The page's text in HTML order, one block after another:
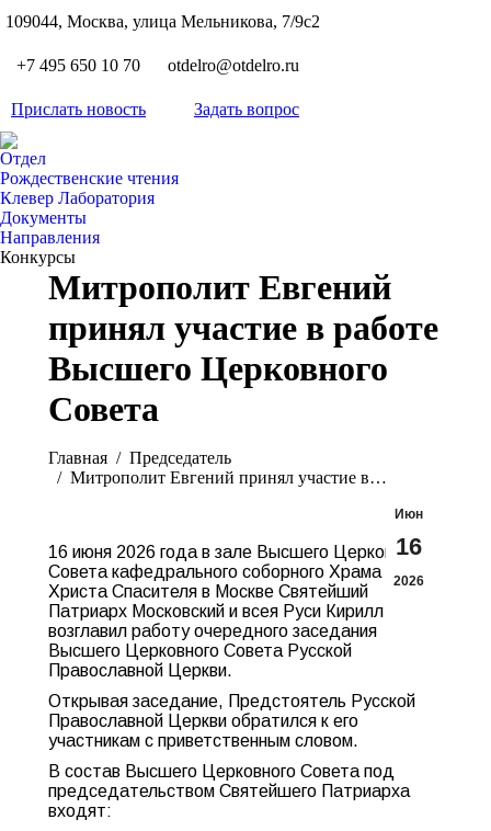
109044, Москва, улица Мельникова, 7/9с2
+7 495 650 10 70 otdelro@otdelro.ru
Прислать новость Задать вопрос
Отдел
Рождественские чтения
Клевер Лаборатория
Документы
Направления
Конкурсы
Митрополит Евгений
принял участие в работе
Высшего Церковного
Совета
Главная
Председатель
Митрополит Евгений принял участие в…
Июн
16
2026
16 июня 2026 года в зале Высшего Церковного
Совета кафедрального соборного Храма
Христа Спасителя в Москве Святейший
Патриарх Московский и всея Руси Кирилл
возглавил работу очередного заседания
Высшего Церковного Совета Русской
Православной Церкви.
Открывая заседание, Предстоятель Русской
Православной Церкви обратился к его
участникам с приветственным словом.
В состав Высшего Церковного Совета под
председательством Святейшего Патриарха
входят: